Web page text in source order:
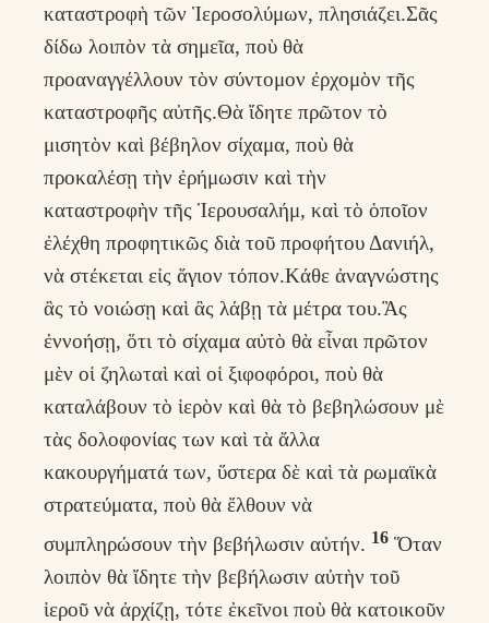
καταστροφὴ τῶν Ἱεροσολύμων, πλησιάζει.Σᾶς
δίδω λοιπὸν τὰ σημεῖα, ποὺ θὰ
προαναγγέλλουν τὸν σύντομον ἐρχομὸν τῆς
καταστροφῆς αὐτῆς.Θὰ ἴδητε πρῶτον τὸ
μισητὸν καὶ βέβηλον σίχαμα, ποὺ θὰ
προκαλέσῃ τὴν ἐρήμωσιν καὶ τὴν
καταστροφὴν τῆς Ἱερουσαλήμ, καὶ τὸ ὁποῖον
ἐλέχθη προφητικῶς διὰ τοῦ προφήτου Δανιήλ,
νὰ στέκεται εἰς ἅγιον τόπον.Κάθε ἀναγνώστης
ἂς τὸ νοιώσῃ καὶ ἂς λάβῃ τὰ μέτρα του.Ἂς
ἐννοήσῃ, ὅτι τὸ σίχαμα αὐτὸ θὰ εἶναι πρῶτον
μὲν οἱ ζηλωταὶ καὶ οἱ ξιφοφόροι, ποὺ θὰ
καταλάβουν τὸ ἱερὸν καὶ θὰ τὸ βεβηλώσουν μὲ
τὰς δολοφονίας των καὶ τὰ ἄλλα
κακουργήματά των, ὕστερα δὲ καὶ τὰ ρωμαϊκὰ
στρατεύματα, ποὺ θὰ ἔλθουν νὰ
συμπληρώσουν τὴν βεβήλωσιν αὐτήν. 16 Ὅταν
λοιπὸν θὰ ἴδητε τὴν βεβήλωσιν αὐτὴν τοῦ
ἱεροῦ νὰ ἀρχίζῃ, τότε ἐκεῖνοι ποὺ θὰ κατοικοῦν